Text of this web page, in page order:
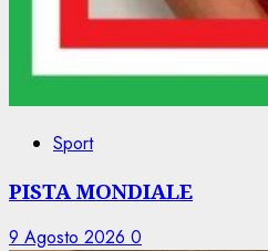
Sport
PISTA MONDIALE
9 Agosto 2026 0